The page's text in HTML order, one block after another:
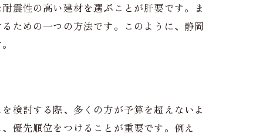
震性の高い建材を選ぶことが肝要です。ま
ための一つの方法です。このように、静岡
検討する際、多くの方が予算を超えないよ
優先順位をつけることが重要です。例え